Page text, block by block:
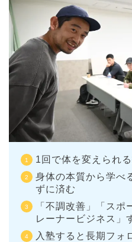
1回で体を変えられ
身体の本質から学べ
ずに済む
「不調改善」「スポ
レーナービジネス」
入塾すると長期フォ